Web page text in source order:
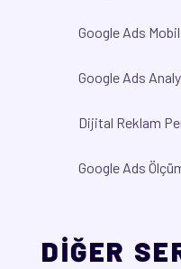
Google Ads
Google Ads
Dijital Reklam
Google Ads
DİĞER